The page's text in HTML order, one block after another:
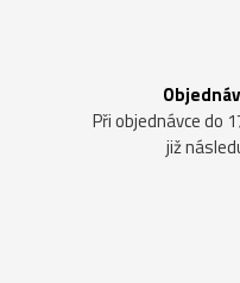
Při objednávce do
již